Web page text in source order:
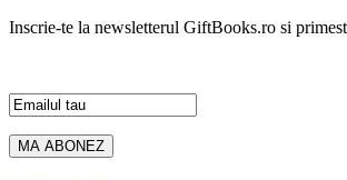
Inscrie-te la newsletterul GiftBooks.ro si